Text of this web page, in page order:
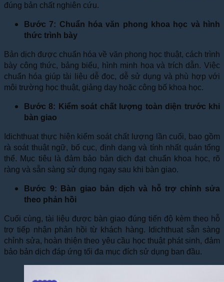
đúng bản chất nghiên cứu.
Bước 7: Chuẩn hóa văn phong khoa học và hình
thức trình bày
Bản dịch được chuẩn hóa về văn phong học thuật, cách trình
bày công thức, bảng biểu, hình minh họa và trích dẫn. Việc
chuẩn hóa giúp tài liệu dễ đọc, dễ sử dụng và phù hợp với
môi trường học thuật, giảng dạy hoặc công bố khoa học.
Bước 8: Kiểm soát chất lượng toàn diện trước khi
bàn giao
Idichthuat thực hiện kiểm soát chất lượng lần cuối, bao gồm
rà soát thuật ngữ, bố cục, định dạng và tính nhất quán tổng
thể. Mục tiêu là đảm bảo bản dịch đạt chuẩn khoa học, rõ
ràng và sẵn sàng sử dụng ngay sau khi bàn giao.
Bước 9: Bàn giao bản dịch và hỗ trợ chỉnh sửa
theo phản hồi
Cuối cùng, tài liệu được bàn giao đúng tiến độ kèm theo hỗ
trợ tiếp nhận phản hồi từ khách hàng. Idichthuat sẵn sàng
chỉnh sửa, hoàn thiện theo yêu cầu học thuật phát sinh, đảm
bảo bản dịch đáp ứng tối đa mục đích sử dụng ban đầu.